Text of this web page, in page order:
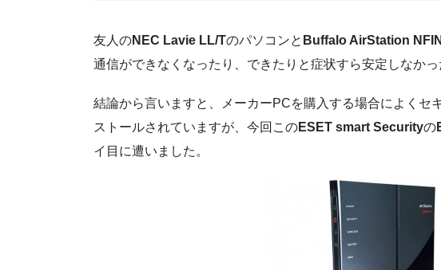
友人のNEC Lavie LL/Tのパソコンと Buffalo AirStation
通信ができなくなったり、できたりと症状すら安定しなか
結論から言いますと、メーカーPCを購入する場合によくセ
ストールされていますが、今回このESET smart Securityの
イ目に遭いました。